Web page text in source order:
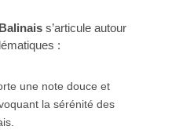
s’articule autour
:​
une note douce et
la sérénité des